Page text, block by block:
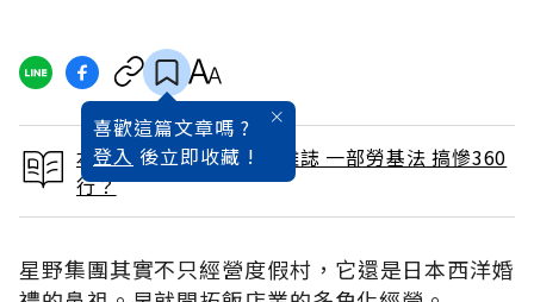
喜歡這篇文章嗎 ?
登入 後立即收藏 !
本文出自 2015 / 7月號雜誌 一部勞基法 搞慘360
行？
星野集團其實不只經營度假村，它還是日本西洋婚